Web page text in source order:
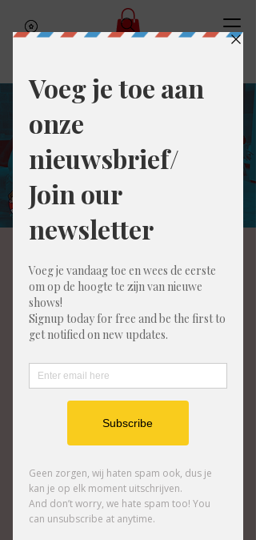
Gratis proefles
improvisatie
Ben jij geinteresseerd om een
het iets voor jou is?
Wel, in deze les kan je dat meteen komen
testen. Gratis deelname, no strings attached en
je merkt meteen hoe leuk improvisatietheater
Tickets zijn niet te koop
Andere evenementen bekijken